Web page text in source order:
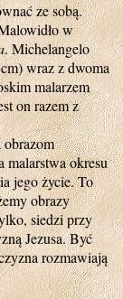
ze sobą.
w
. Michelangelo
wraz z dwoma
malarzem
on razem z
obrazom
malarstwa okresu
jego życie. To
obrazy
siedzi przy
Jezusa. Być
rozmawiają